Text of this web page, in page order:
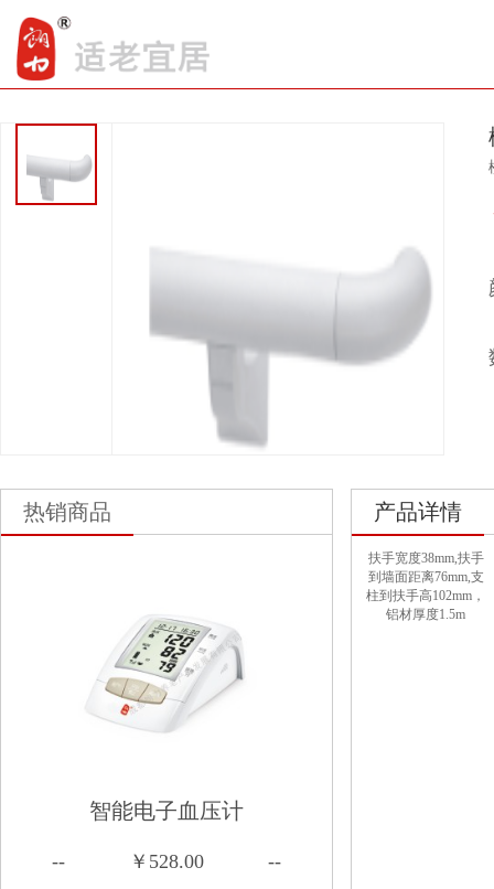
热销商品
智能电子血压计
-- ￥528.00 --
产品详情
扶手宽度38mm,扶手
到墙面距离76mm,支
柱到扶手高102mm，
铝材厚度1.5m